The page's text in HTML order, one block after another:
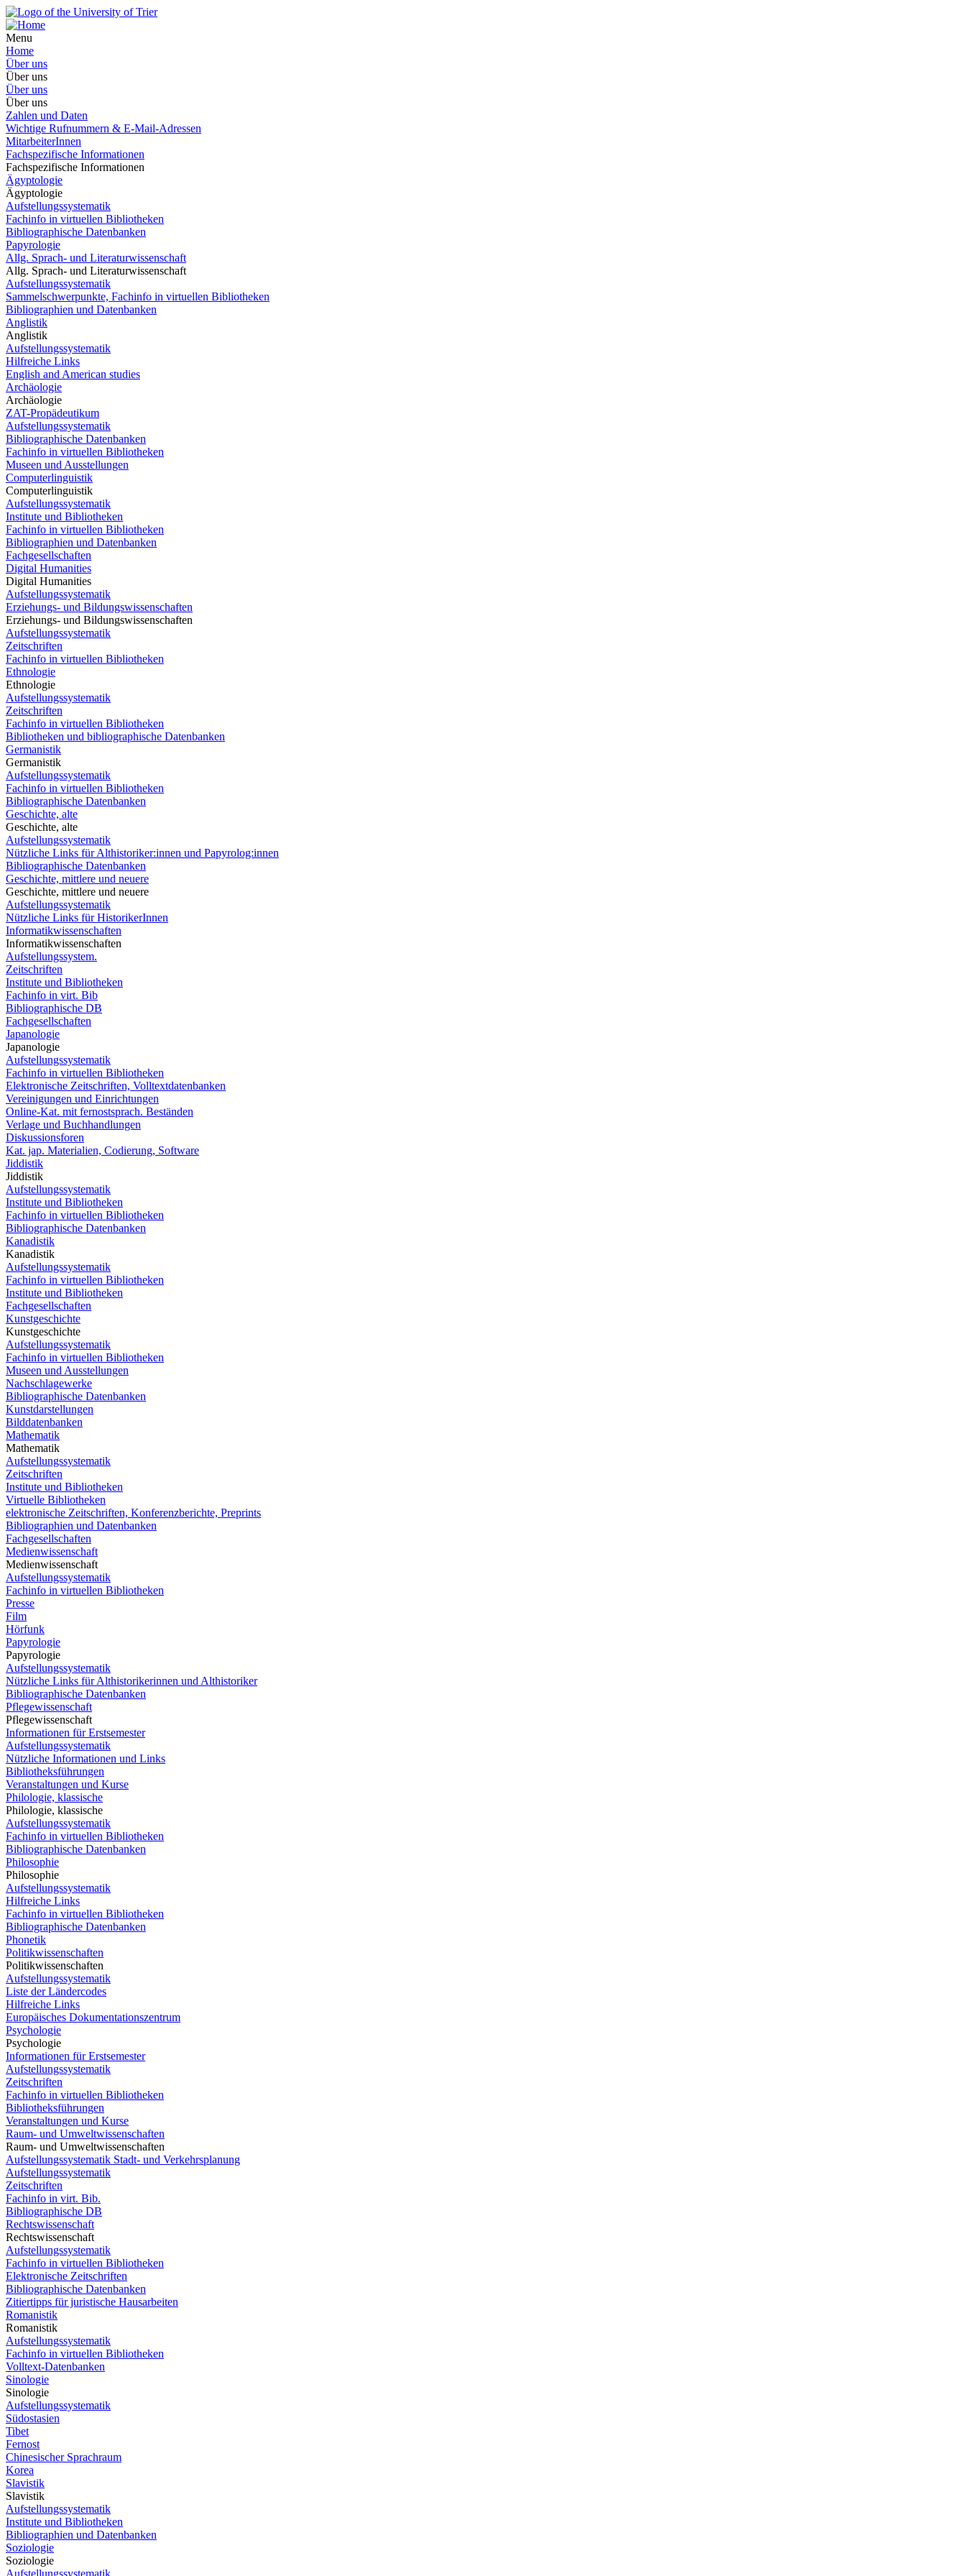
Menu
Home
Über uns
Über uns
Über uns
Über uns
Zahlen und Daten
Wichtige Rufnummern & E-Mail-Adressen
MitarbeiterInnen
Fachspezifische Informationen
Fachspezifische Informationen
Ägyptologie
Ägyptologie
Aufstellungssystematik
Fachinfo in virtuellen Bibliotheken
Bibliographische Datenbanken
Papyrologie
Allg. Sprach- und Literaturwissenschaft
Allg. Sprach- und Literaturwissenschaft
Aufstellungssystematik
Sammelschwerpunkte, Fachinfo in virtuellen Bibliotheken
Bibliographien und Datenbanken
Anglistik
Anglistik
Aufstellungssystematik
Hilfreiche Links
English and American studies
Archäologie
Archäologie
ZAT-Propädeutikum
Aufstellungssystematik
Bibliographische Datenbanken
Fachinfo in virtuellen Bibliotheken
Museen und Ausstellungen
Computerlinguistik
Computerlinguistik
Aufstellungssystematik
Institute und Bibliotheken
Fachinfo in virtuellen Bibliotheken
Bibliographien und Datenbanken
Fachgesellschaften
Digital Humanities
Digital Humanities
Aufstellungssystematik
Erziehungs- und Bildungswissenschaften
Erziehungs- und Bildungswissenschaften
Aufstellungssystematik
Zeitschriften
Fachinfo in virtuellen Bibliotheken
Ethnologie
Ethnologie
Aufstellungssystematik
Zeitschriften
Fachinfo in virtuellen Bibliotheken
Bibliotheken und bibliographische Datenbanken
Germanistik
Germanistik
Aufstellungssystematik
Fachinfo in virtuellen Bibliotheken
Bibliographische Datenbanken
Geschichte, alte
Geschichte, alte
Aufstellungssystematik
Nützliche Links für Althistoriker:innen und Papyrolog:innen
Bibliographische Datenbanken
Geschichte, mittlere und neuere
Geschichte, mittlere und neuere
Aufstellungssystematik
Nützliche Links für HistorikerInnen
Informatikwissenschaften
Informatikwissenschaften
Aufstellungssystem.
Zeitschriften
Institute und Bibliotheken
Fachinfo in virt. Bib
Bibliographische DB
Fachgesellschaften
Japanologie
Japanologie
Aufstellungssystematik
Fachinfo in virtuellen Bibliotheken
Elektronische Zeitschriften, Volltextdatenbanken
Vereinigungen und Einrichtungen
Online-Kat. mit fernostsprach. Beständen
Verlage und Buchhandlungen
Diskussionsforen
Kat. jap. Materialien, Codierung, Software
Jiddistik
Jiddistik
Aufstellungssystematik
Institute und Bibliotheken
Fachinfo in virtuellen Bibliotheken
Bibliographische Datenbanken
Kanadistik
Kanadistik
Aufstellungssystematik
Fachinfo in virtuellen Bibliotheken
Institute und Bibliotheken
Fachgesellschaften
Kunstgeschichte
Kunstgeschichte
Aufstellungssystematik
Fachinfo in virtuellen Bibliotheken
Museen und Ausstellungen
Nachschlagewerke
Bibliographische Datenbanken
Kunstdarstellungen
Bilddatenbanken
Mathematik
Mathematik
Aufstellungssystematik
Zeitschriften
Institute und Bibliotheken
Virtuelle Bibliotheken
elektronische Zeitschriften, Konferenzberichte, Preprints
Bibliographien und Datenbanken
Fachgesellschaften
Medienwissenschaft
Medienwissenschaft
Aufstellungssystematik
Fachinfo in virtuellen Bibliotheken
Presse
Film
Hörfunk
Papyrologie
Papyrologie
Aufstellungssystematik
Nützliche Links für Althistorikerinnen und Althistoriker
Bibliographische Datenbanken
Pflegewissenschaft
Pflegewissenschaft
Informationen für Erstsemester
Aufstellungssystematik
Nützliche Informationen und Links
Bibliotheksführungen
Veranstaltungen und Kurse
Philologie, klassische
Philologie, klassische
Aufstellungssystematik
Fachinfo in virtuellen Bibliotheken
Bibliographische Datenbanken
Philosophie
Philosophie
Aufstellungssystematik
Hilfreiche Links
Fachinfo in virtuellen Bibliotheken
Bibliographische Datenbanken
Phonetik
Politikwissenschaften
Politikwissenschaften
Aufstellungssystematik
Liste der Ländercodes
Hilfreiche Links
Europäisches Dokumentationszentrum
Psychologie
Psychologie
Informationen für Erstsemester
Aufstellungssystematik
Zeitschriften
Fachinfo in virtuellen Bibliotheken
Bibliotheksführungen
Veranstaltungen und Kurse
Raum- und Umweltwissenschaften
Raum- und Umweltwissenschaften
Aufstellungssystematik Stadt- und Verkehrsplanung
Aufstellungssystematik
Zeitschriften
Fachinfo in virt. Bib.
Bibliographische DB
Rechtswissenschaft
Rechtswissenschaft
Aufstellungssystematik
Fachinfo in virtuellen Bibliotheken
Elektronische Zeitschriften
Bibliographische Datenbanken
Zitiertipps für juristische Hausarbeiten
Romanistik
Romanistik
Aufstellungssystematik
Fachinfo in virtuellen Bibliotheken
Volltext-Datenbanken
Sinologie
Sinologie
Aufstellungssystematik
Südostasien
Tibet
Fernost
Chinesischer Sprachraum
Korea
Slavistik
Slavistik
Aufstellungssystematik
Institute und Bibliotheken
Bibliographien und Datenbanken
Soziologie
Soziologie
Aufstellungssystematik